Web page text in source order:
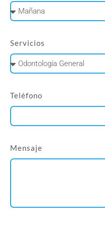
Servicios
Teléfono
Mensaje